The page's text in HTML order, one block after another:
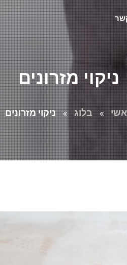
ניקוי מזרונים
בלוג ניקוי מזרונים